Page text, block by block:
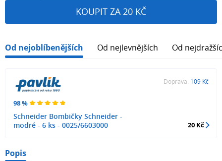
KOUPIT ZA 20 KČ
Od nejoblíbenějších Od nejlevnějších Od
98 %
Schneider Bombičky Schneider -
modré - 6 ks - 0025/6603000
Doprava: 109 Kč
20 Kč
Popis